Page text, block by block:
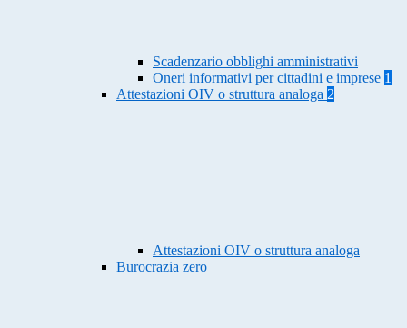
Scadenzario obblighi amministrativi
Oneri informativi per cittadini e imprese 1
Attestazioni OIV o struttura analoga 2
Attestazioni OIV o struttura analoga
Burocrazia zero